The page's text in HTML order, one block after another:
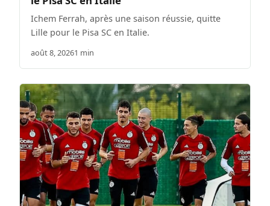
Ichem Ferrah, après une saison réussie, quitte
Lille pour le Pisa SC en Italie.
août 8, 20261 min